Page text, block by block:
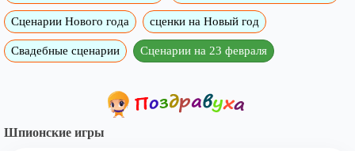
Сценарии Нового года сценки на Новый год
Свадебные сценарии Сценарии на 23 февраля
Шпионские игры